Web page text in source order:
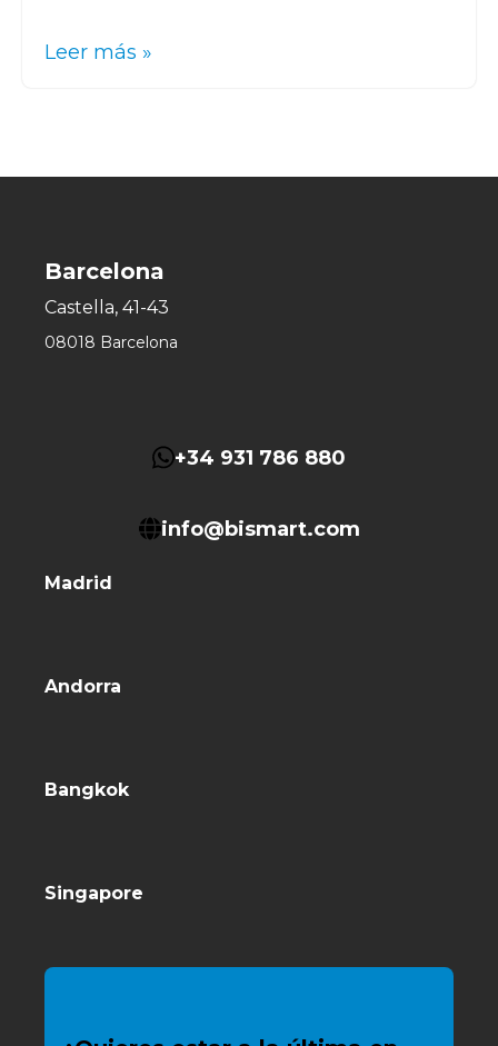
Leer más »
Barcelona
Castella, 41-43
08018 Barcelona
+34 931 786 880
info@bismart.com
Madrid
Andorra
Bangkok
Singapore